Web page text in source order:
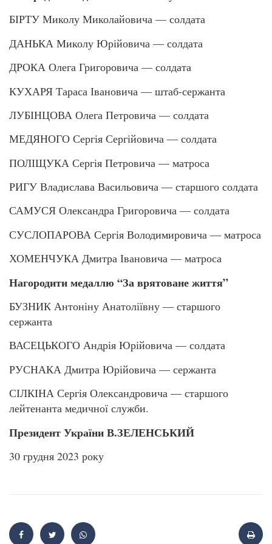
БІРТУ Миколу Миколайовича — солдата
ДАНЬКА Миколу Юрійовича — солдата
ДРОКА Олега Григоровича — солдата
КУХАРЯ Тараса Івановича — штаб-сержанта
ЛУБІНЦОВА Олега Петровича — солдата
МЕДЯНОГО Сергія Сергійовича — солдата
ПОЛІЩУКА Сергія Петровича — матроса
РИГУ Владислава Васильовича — старшого солдата
САМУСЯ Олександра Григоровича — солдата
СУСЛОПАРОВА Сергія Володимировича — матроса
ХОМЕНЧУКА Дмитра Івановича — матроса
Нагородити медаллю “За врятоване життя”
БУЗНИК Антоніну Анатоліївну — старшого
сержанта
ВАСЕЦЬКОГО Андрія Юрійовича — солдата
РУСНАКА Дмитра Юрійовича — сержанта
СІЛКІНА Сергія Олександровича — старшого
лейтенанта медичної служби.
Президент України В.ЗЕЛЕНСЬКИЙ
30 грудня 2023 року